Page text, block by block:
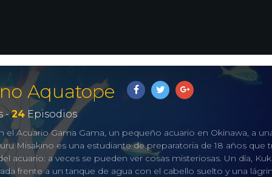
Aquatope
-24Episodios
el Acuario Gama Gama, un pequeño acuario en Okinawa, a
Misakino es una estudiante de preparatoria de 18 años que
acuario: a veces se pueden ver cosas misteriosas. Un día,
frente a un tanque de agua con el cabello suelto y una